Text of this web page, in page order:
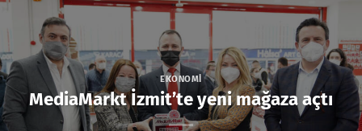
EKONOMI
MediaMarkt İzmit’te yeni mağaza açtı